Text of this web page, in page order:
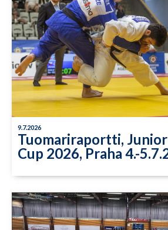
9.7.2026
Tuomariraportti,
Cup 2026, Praha 4.-